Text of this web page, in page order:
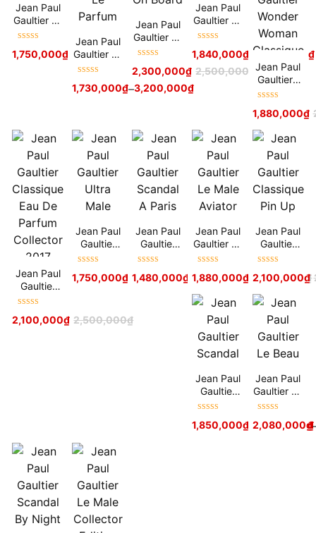
Jean Paul
Gaultier La
Belle
hạng5sao
1,750,000₫ –2,380,000
Jean Paul
Gaultier La
Belle Le
hạng5sao
1,730,000₫–3,200,000₫
Jean Paul
Gaultier Le
Male On
hạng5sao 2,500,000 ₫
2,300,000₫
Jean Paul
Gaultier Le
Male
hạng5sao
1,840,000₫ 2,050,000₫
Jean Paul
Gaultier I
Love
Wonder
Woman
Classique
hạng5sao
1,880,000₫
Jean Paul
Gaultier
Classique
Parfum
hạng5sao 2,500,000₫
2,100,000₫
Jean Paul
Gaultier
Ultra Male
hạng5sao
1,750,000₫ –2,100,000₫
Jean Paul
Gaultier
Scandal A
hạng5sao
1,480,000₫ –2,150,000₫
Jean Paul
Gaultier Le
Male
hạng5sao 2,550,000₫
1,880,000₫
Jean Paul
Gaultier
Classique
hạng5sao
2,100,000₫
Jean Paul
Gaultier
Scandal
hạng5sao
1,850,000₫ –2,450,000₫
Jean Paul
Gaultier Le
Beau
hạng5sao
2,080,000₫